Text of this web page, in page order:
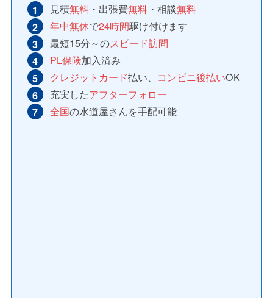
見積無料・出張費無料・相談無料
年中無休で24時間駆け付けます
最短15分～のスピード訪問
PL保険加入済み
クレジットカード払い、 コンビニ後払いOK
充実したアフターフォロー
全国の水道屋さんを手配可能